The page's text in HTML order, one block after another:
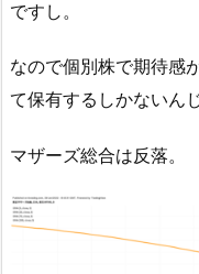
ですし。
なので個別株で期待感
て保有するしかないん
マザーズ総合は反落。